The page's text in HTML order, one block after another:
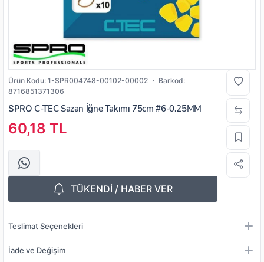
Ürün Kodu: 1-SPR004748-00102-00002
Barkod:
8716851371306
SPRO C-TEC Sazan İğne Takımı 75cm #6-0.25MM
60,18 TL
TÜKENDİ / HABER VER
Teslimat Seçenekleri
İade ve Değişim